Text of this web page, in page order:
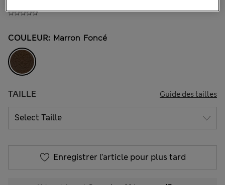
COULEUR: Marron Foncé
TAILLE Guide des tailles
Enregistrer l’article pour plus tard